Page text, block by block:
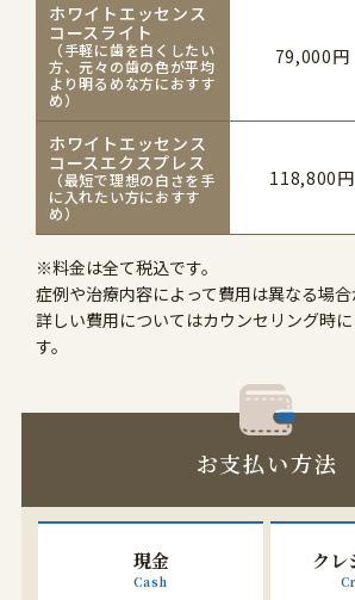
ホワイトエッセンス
コースライト
（手軽に歯を白くしたい
方、元々の歯の色が平均
より明るめな方におすす
め）
79,000円
ホワイトエッセンス
コースエクスプレス
（最短で理想の白さを手
に入れたい方におすす
め）
118,800円
※料金は全て税込です。
症例や治療内容によって費用は異なる場合
詳しい費用についてはカウンセリング時
す。
お支払い方法
現金
Cash
クレ